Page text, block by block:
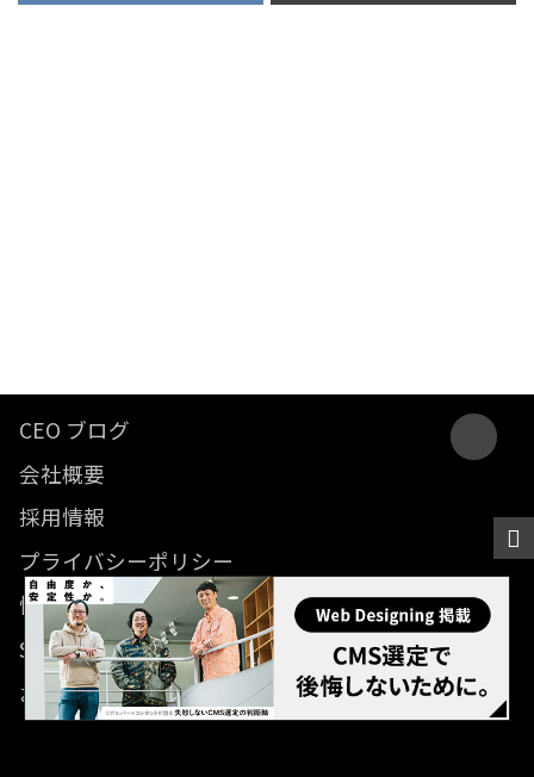
CEO ブログ
会社概要
採用情報
プライバシーポリシー
情報セキュリティ方針
SDGsに関する取り組み
お問い合わせ